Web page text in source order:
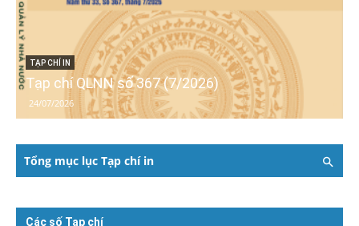
TẠP CHÍ IN
Tạp chí QLNN số 367 (7/2026)
24/07/2026
Tổng mục lục Tạp chí in
Các số Tạp chí